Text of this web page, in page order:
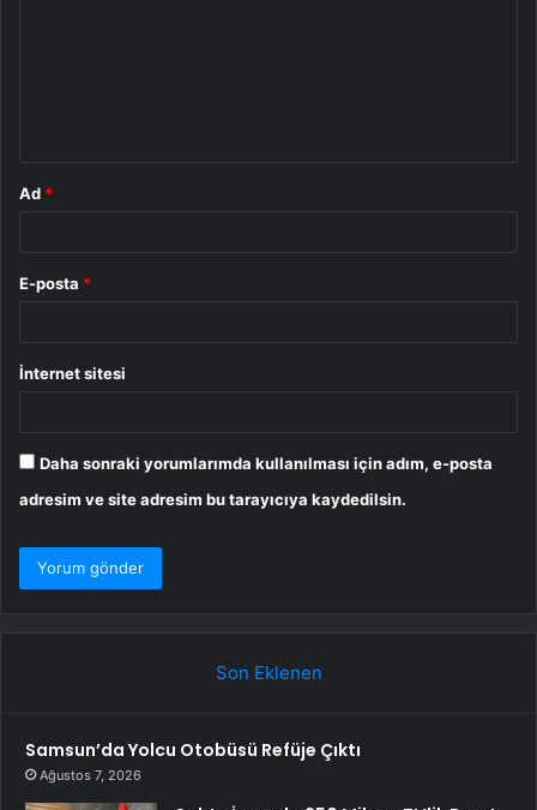
Ad *
E-posta *
İnternet sitesi
Daha sonraki yorumlarımda kullanılması için adım, e-posta
adresim ve site adresim bu tarayıcıya kaydedilsin.
Son Eklenen
Samsun’da Yolcu Otobüsü Refüje Çıktı
Ağustos 7, 2026